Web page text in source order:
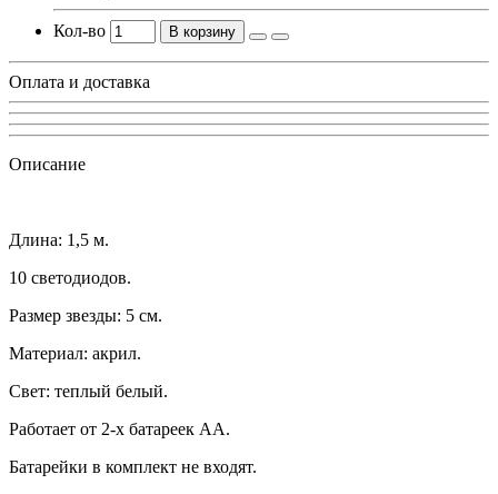
Кол-во В корзину
Оплата и доставка
Описание
Длина: 1,5 м.
10 светодиодов.
Размер звезды: 5 см.
Материал: акрил.
Свет: теплый белый.
Работает от 2-х батареек АА.
Батарейки в комплект не входят.